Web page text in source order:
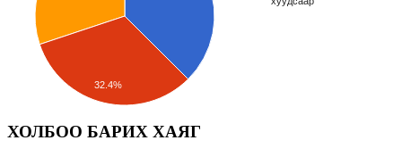
32.4%
ХОЛБОО БАРИХ ХАЯГ